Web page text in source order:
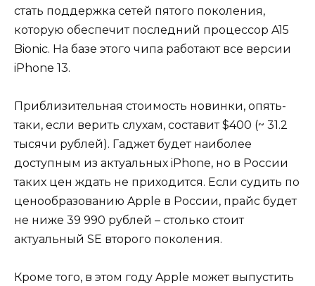
стать поддержка сетей пятого поколения,
которую обеспечит последний процессор A15
Bionic. На базе этого чипа работают все версии
iPhone 13.
Приблизительная стоимость новинки, опять-
таки, если верить слухам, составит $400 (~ 31.2
тысячи рублей). Гаджет будет наиболее
доступным из актуальных iPhone, но в России
таких цен ждать не приходится. Если судить по
ценообразованию Apple в России, прайс будет
не ниже 39 990 рублей – столько стоит
актуальный SE второго поколения.
Кроме того, в этом году Apple может выпустить